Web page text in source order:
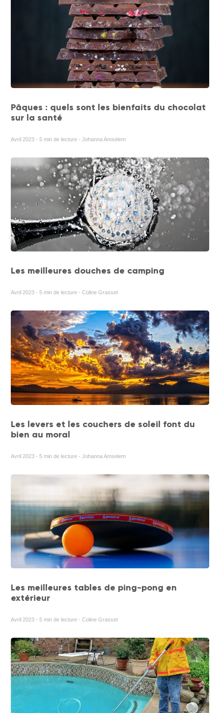
Pâques : quels sont les bienfaits du chocolat
sur la santé
Avril 2023 - 5 min de lecture - Johanna Amselem
Les meilleures douches de camping
Avril 2023 - 5 min de lecture - Coline Grasset
Les levers et les couchers de soleil font du
bien au moral
Avril 2023 - 5 min de lecture - Johanna Amselem
Les meilleures tables de ping-pong en
extérieur
Avril 2023 - 5 min de lecture - Coline Grasset